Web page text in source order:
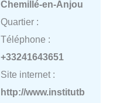
Chemillé-en-Anjou
Quartier :
Téléphone :
+33241643651
Site internet :
http://www.institutb